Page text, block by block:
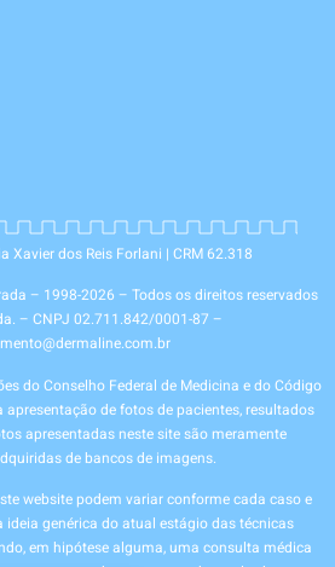
Xavier dos Reis Forlani | CRM 62.318
– 1998-2026 – Todos os direitos reservados
– CNPJ 02.711.842/0001-87 –
do Conselho Federal de Medicina e do Código
apresentação de fotos de pacientes, resultados
apresentadas neste site são meramente
de bancos de imagens.
website podem variar conforme cada caso e
ideia genérica do atual estágio das técnicas
em hipótese alguma, uma consulta médica